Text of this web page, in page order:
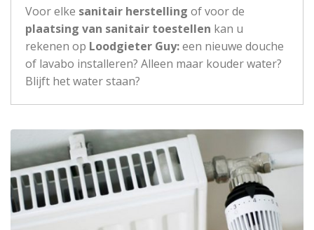
Voor elke sanitair herstelling of voor de
plaatsing van sanitair toestellen kan u
rekenen op Loodgieter Guy:een nieuwe douche
of lavabo installeren? Alleen maar kouder water?
Blijft het water staan?